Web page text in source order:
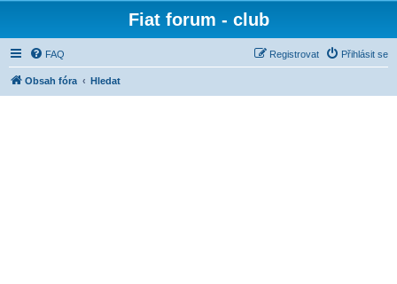
Fiat forum - club
FAQ Přihlásit se
Registrovat
Obsah fóra Hledat